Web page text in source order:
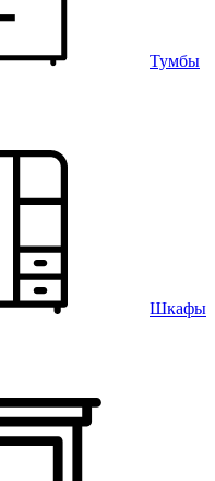
Тумбы
Шкафы